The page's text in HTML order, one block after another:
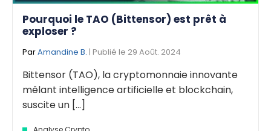
Pourquoi le TAO (Bittensor) est prêt à
exploser ?
ParAmandine B. | Publié le 29 Août. 2024
Bittensor (TAO), la cryptomonnaie innovante
mêlant intelligence artificielle et blockchain,
suscite un [...]